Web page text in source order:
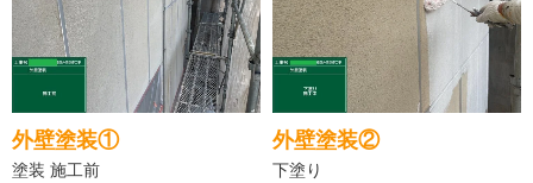
外壁塗装①
塗装 施工前
外壁塗装②
下塗り